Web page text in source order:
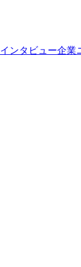
ンタビュー企業